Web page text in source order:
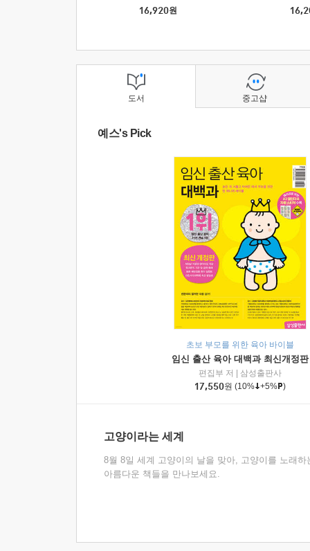
16,920원
도서
예스's Pick
초보 부모를 위한 육아 바이블
임신 출산 육아 대백과 최신개정판
편집부 저
삼성출판사
17,550원 (10% +5% )
고양이라는 세계
8월 8일 세계 고양이의 날을 맞아, 고양이를 노래하
아름다운 책들을 만나보세요.
중고샵